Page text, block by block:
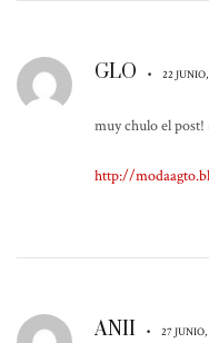
GLO • 22
muy chulo el post!
http://
ANII • 27